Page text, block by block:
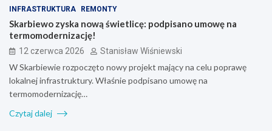
INFRASTRUKTURA REMONTY
Skarbiewo zyska nową świetlicę: podpisano umowę na
termomodernizację!
12 czerwca 2026 Stanisław Wiśniewski
W Skarbiewie rozpoczęto nowy projekt mający na celu poprawę
lokalnej infrastruktury. Właśnie podpisano umowę na
termomodernizację…
Czytaj dalej